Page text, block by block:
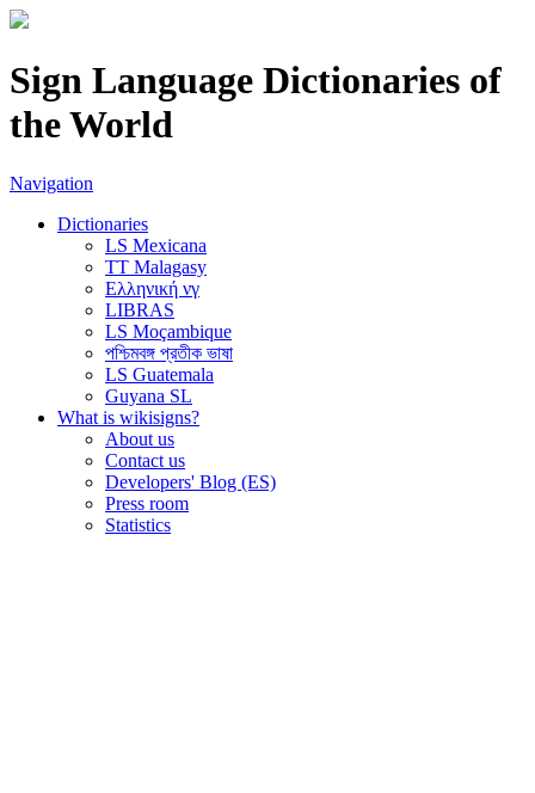
Sign Language Dictionaries of
the World
Navigation
Dictionaries
LS Mexicana
TT Malagasy
Ελληνική νγ
LIBRAS
LS Moçambique
পশ্চিমবঙ্গ প্রতীক ভাষা
LS Guatemala
Guyana SL
What is wikisigns?
About us
Contact us
Developers' Blog (ES)
Press room
Statistics